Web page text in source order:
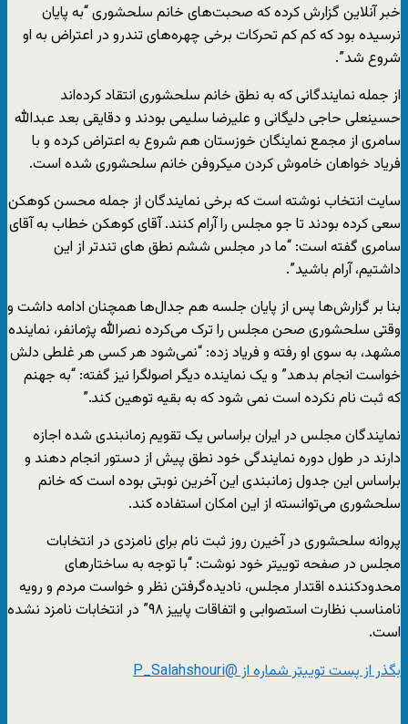
خبر آنلاین گزارش کرده که صحبت‌های خانم سلحشوری “به پایان
نرسیده بود که کم کم تحرکات برخی چهره‌های تندرو در اعتراض به او
شروع شد”.
از جمله نمایندگانی که به نطق خانم سلحشوری انتقاد کرده‌اند
حسینعلی حاجی دلیگانی و علیرضا سلیمی بودند و دقایقی بعد عبدالله
سامری از مجمع نماینگان خوزستان هم شروع به اعتراض کرده و با
فریاد خواهان خاموش کردن میکروفن خانم سلحشوری شده است.
سایت انتخاب نوشته است که برخی نمایندگان از جمله محسن کوهکن
سعی کرده بودند تا جو مجلس را آرام کنند. آقای کوهکن خطاب به آقای
سامری گفته است: “ما در مجلس ششم نطق های تندتر از این
داشتیم، آرام باشید”.
بنا بر گزارش‌ها پس از پایان جلسه هم جدال‌ها همچنان ادامه داشت و
وقتی سلحشوری صحن مجلس را ترک می‌کرده نصرالله پژمانفر، نماینده
مشهد، به سوی او رفته و فریاد زده: “نمی‌شود هر کسی هر غلطی دلش
خواست انجام بدهد” و یک نماینده دیگر اصولگرا نیز گفته: “به جهنم
که ثبت نام نکرده است نمی شود که به بقیه توهین کند.”
نمایندگان مجلس در ایران براساس یک تقویم زمانبندی شده اجازه
دارند در طول دوره نمایندگی خود نطق پیش از دستور انجام دهند و
براساس این جدول زمانبندی این آخرین نوبتی بوده است که خانم
سلحشوری می‌توانسته از این امکان استفاده کند.
پروانه سلحشوری در آخیرن روز ثبت نام برای نامزدی در انتخابات
مجلس در صفحه توییتر خود نوشت: “با توجه به ساختارهای
محدودکننده اقتدار مجلس، نادیده‌گرفتن نظر و خواست مردم و رویه
نامناسب نظارت استصوابی و اتفاقات پاییز ۹۸” در انتخابات نامزد نشده
است.
بگذر از پست توییتر شماره از @P_Salahshouri